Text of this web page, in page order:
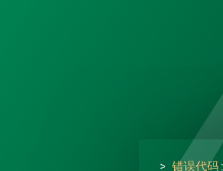
> 错误代码